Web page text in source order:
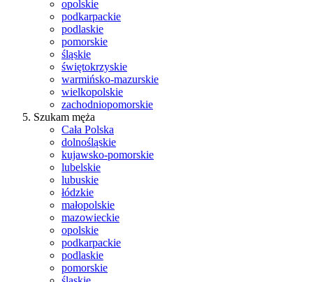
opolskie
podkarpackie
podlaskie
pomorskie
śląskie
świętokrzyskie
warmińsko-mazurskie
wielkopolskie
zachodniopomorskie
Szukam męża
Cała Polska
dolnośląskie
kujawsko-pomorskie
lubelskie
lubuskie
łódzkie
małopolskie
mazowieckie
opolskie
podkarpackie
podlaskie
pomorskie